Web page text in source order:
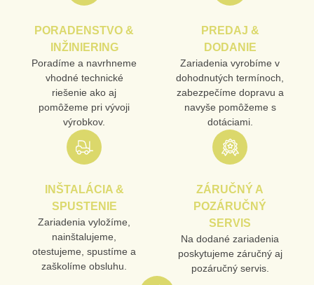
PORADENSTVO &
INŽINIERING
Poradíme a navrhneme
vhodné technické
riešenie ako aj
pomôžeme pri vývoji
výrobkov.
PREDAJ &
DODANIE
Zariadenia vyrobíme v
dohodnutých termínoch,
zabezpečíme dopravu a
navyše pomôžeme s
dotáciami.
INŠTALÁCIA &
SPUSTENIE
Zariadenia vyložíme,
nainštalujeme,
otestujeme, spustíme a
zaškolíme obsluhu.
ZÁRUČNÝ A
POZÁRUČNÝ
SERVIS
Na dodané zariadenia
poskytujeme záručný aj
pozáručný servis.